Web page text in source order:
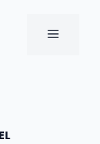
MENU